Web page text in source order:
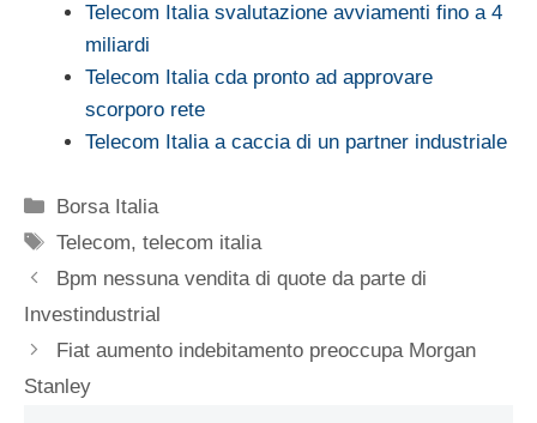
Telecom Italia svalutazione avviamenti fino a 4
miliardi
Telecom Italia cda pronto ad approvare
scorporo rete
Telecom Italia a caccia di un partner industriale
Categorie
Borsa Italia
Tag
Telecom,telecom italia
Bpm nessuna vendita di quote da parte di
Investindustrial
Fiat aumento indebitamento preoccupa Morgan
Stanley